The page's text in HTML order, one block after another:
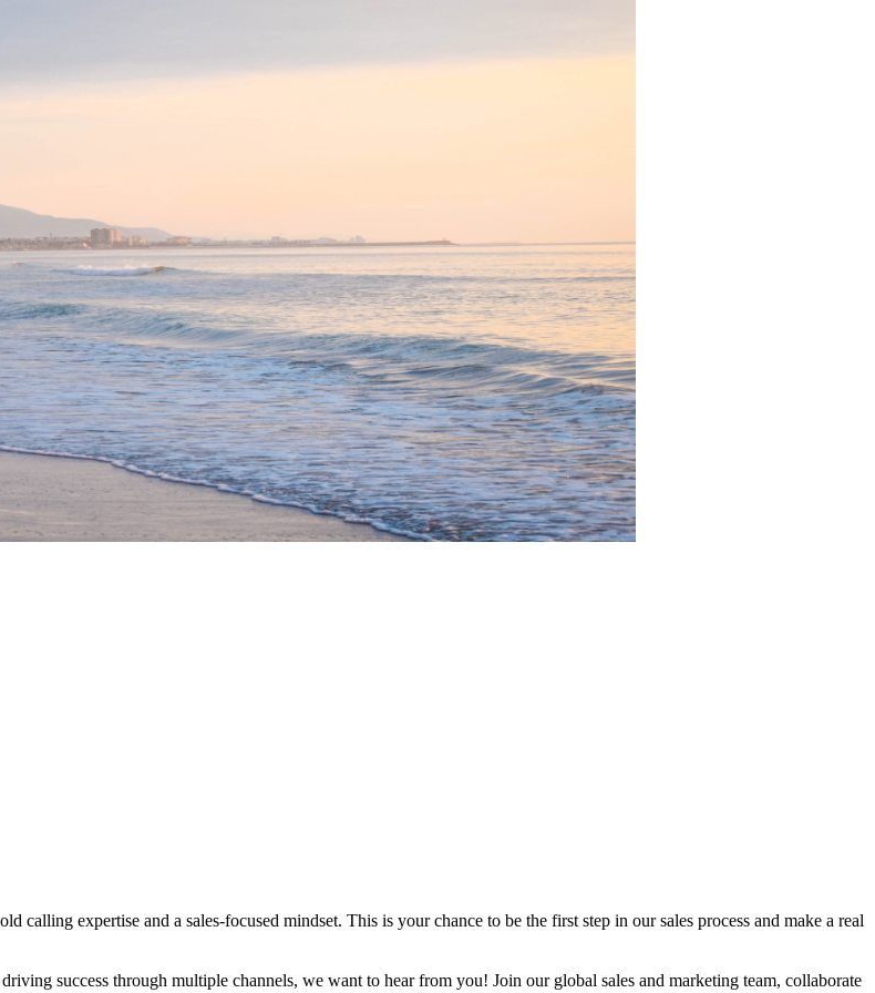
expertise and a sales-focused mindset. This is your chance to be the first step in our sales process and make a real
success through multiple channels, we want to hear from you! Join our global sales and marketing team, collaborate